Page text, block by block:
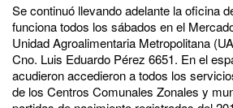
Se continuó llevando adelante la oficina
funciona todos los sábados en el
Unidad Agroalimentaria Metropolitana
Cno. Luis Eduardo Pérez 6651. En el
acudieron accedieron a todos los
de los Centros Comunales Zonales y